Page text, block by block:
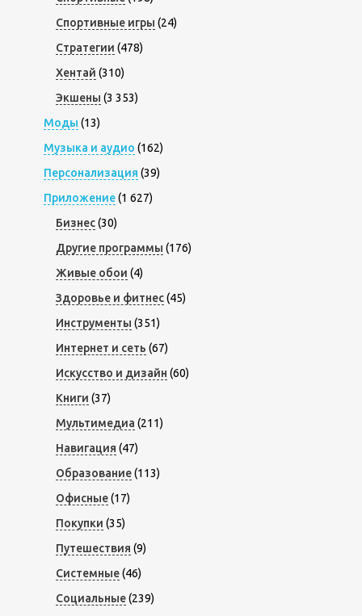
Спортивные игры (24)
Стратегии (478)
Хентай (310)
Экшены (3 353)
Моды (13)
Музыка и аудио (162)
Персонализация (39)
Приложение(1 627)
Бизнес(30)
Другие программы (176)
Живые обои (4)
Здоровье и фитнес(45)
Инструменты (351)
Интернет и сеть (67)
Искусство и дизайн (60)
Книги (37)
Мультимедиа (211)
Навигация (47)
Образование(113)
Офисные(17)
Покупки (35)
Путешествия (9)
Системные(46)
Социальные(239)